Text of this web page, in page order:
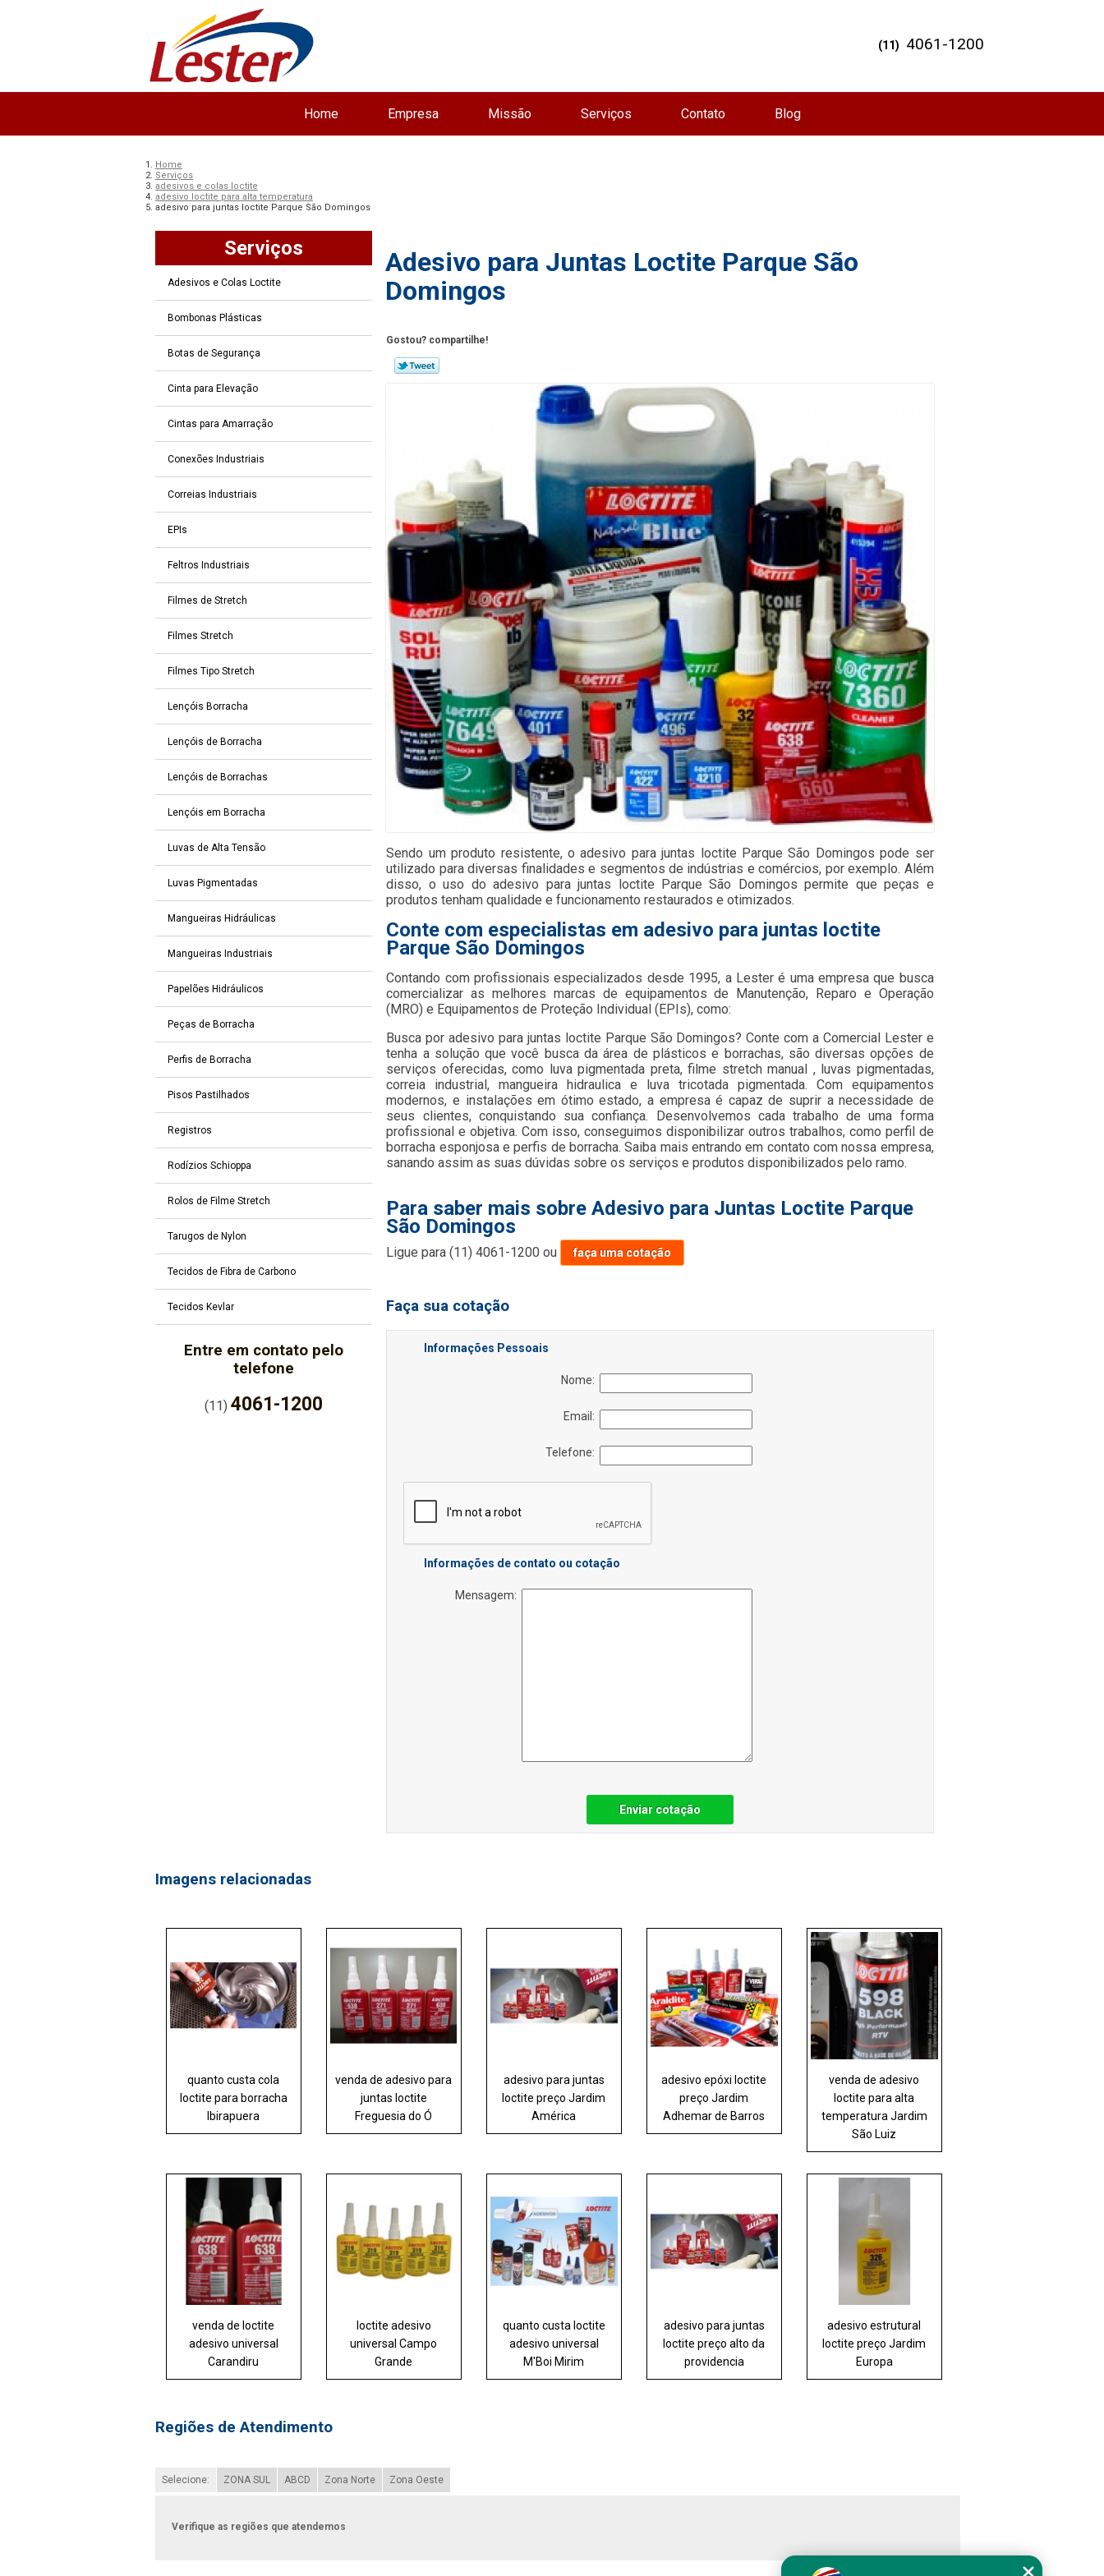
Home Empresa Missão Serviços Contato Blog
(11) 4061-1200
Home
Serviços
adesivos e colas loctite
adesivo loctite para alta temperatura
adesivo para juntas loctite Parque São Domingos
Serviços
Adesivos e Colas Loctite
Bombonas Plásticas
Botas de Segurança
Cinta para Elevação
Cintas para Amarração
Conexões Industriais
Correias Industriais
EPIs
Feltros Industriais
Filmes de Stretch
Filmes Stretch
Filmes Tipo Stretch
Lençóis Borracha
Lençóis de Borracha
Lençóis de Borrachas
Lençóis em Borracha
Luvas de Alta Tensão
Luvas Pigmentadas
Mangueiras Hidráulicas
Mangueiras Industriais
Papelões Hidráulicos
Peças de Borracha
Perfis de Borracha
Pisos Pastilhados
Registros
Rodízios Schioppa
Rolos de Filme Stretch
Tarugos de Nylon
Tecidos de Fibra de Carbono
Tecidos Kevlar
Entre em contato pelo
telefone
(11)4061-1200
Adesivo para Juntas Loctite Parque São
Domingos
Gostou? compartilhe!
Sendo um produto resistente, o adesivo para juntas loctite Parque São Domingos pode ser
utilizado para diversas finalidades e segmentos de indústrias e comércios, por exemplo. Além
disso, o uso do adesivo para juntas loctite Parque São Domingos permite que peças e
produtos tenham qualidade e funcionamento restaurados e otimizados.
Conte com especialistas em adesivo para juntas loctite
Parque São Domingos
Contando com profissionais especializados desde 1995, a Lester é uma empresa que busca
comercializar as melhores marcas de equipamentos de Manutenção, Reparo e Operação
(MRO) e Equipamentos de Proteção Individual (EPIs), como:
Busca por adesivo para juntas loctite Parque São Domingos? Conte com a Comercial Lester e
tenha a solução que você busca da área de plásticos e borrachas, são diversas opções de
serviços oferecidas, como luva pigmentada preta, filme stretch manual , luvas pigmentadas,
correia industrial, mangueira hidraulica e luva tricotada pigmentada. Com equipamentos
modernos, e instalações em ótimo estado, a empresa é capaz de suprir a necessidade de
seus clientes, conquistando sua confiança. Desenvolvemos cada trabalho de uma forma
profissional e objetiva. Com isso, conseguimos disponibilizar outros trabalhos, como perfil de
borracha esponjosa e perfis de borracha. Saiba mais entrando em contato com nossa empresa,
sanando assim as suas dúvidas sobre os serviços e produtos disponibilizados pelo ramo.
Para saber mais sobre Adesivo para Juntas Loctite Parque
São Domingos
Ligue para(11) 4061-1200 ou faça uma cotação
Faça sua cotação
Informações Pessoais
Nome:
Email:
Telefone:
Informações de contato ou cotação
Mensagem:
Enviar cotação
Imagens relacionadas
quanto custa cola
loctite para borracha
Ibirapuera
venda de adesivo para
juntas loctite
Freguesia do Ó
adesivo para juntas
loctite preço Jardim
América
adesivo epóxi loctite
preço Jardim
Adhemar de Barros
venda de adesivo
loctite para alta
temperatura Jardim
São Luiz
venda de loctite
adesivo universal
Carandiru
loctite adesivo
universal Campo
Grande
quanto custa loctite
adesivo universal
M'Boi Mirim
adesivo para juntas
loctite preço alto da
providencia
adesivo estrutural
loctite preço Jardim
Europa
Regiões de Atendimento
Selecione: ZONA SUL ABCD Zona Norte Zona Oeste
Verifique as regiões que atendemos